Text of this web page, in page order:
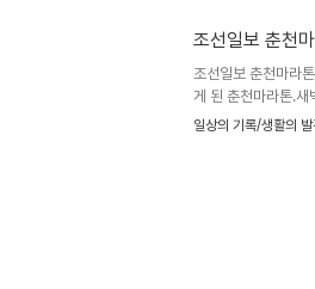
조선일보 춘천
조선일보 춘천마라
게 된 춘천마라톤.
침을 먹고 스타트.
하는 것이었다. 나
일상의 기록/생활의 발